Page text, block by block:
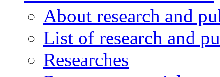
About research and
List of research and
Researches